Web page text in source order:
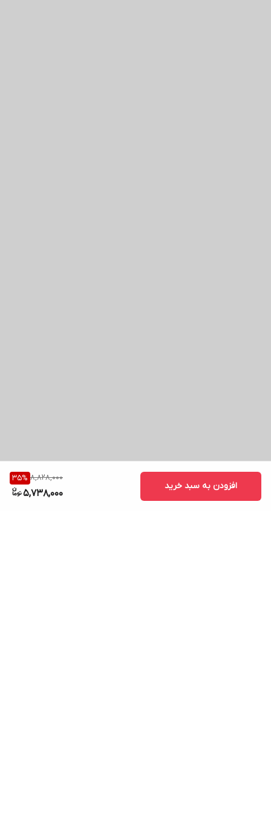
8,828,000
35%
5,738,000
افزودن به سبد خرید